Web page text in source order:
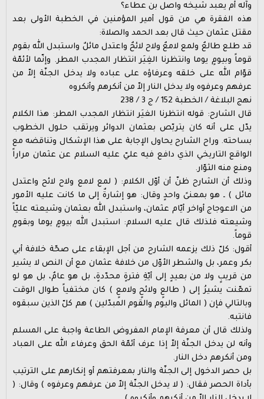
وآله أم يعبد شيخه واصل بن عطاء؟
هذه الفقرة هي من قول أمير المؤمنين في الخطبة الأولى بعد
مقتل عثمان حيث قال بعد الحمد والصلاة:
قد طلع طالعٌ ولمع لامعٌ ولاح لائحٌ واعتدل مائلٌ واستبدل الله بقوم
قوماً وبيومٍ يوما وانتظرنا الغِيَر انتظار المجدب المطر. وإنّما لأئمّة
قوّام الله على خلقه وعرفاؤه على عباده ولا يدخل الجنّة إلاّ من
عرفهم وعرفوه ولا يدخل النار إلاّ من أنكرهم وأنكروه
نهج البلاغة / الخطبة 152 / ج 3 / 238
قال الشارح: قوله انتظرنا الغيَر انتظار المجدب المطر: هذا الكلام
يدّل على أنه كان يتربّص بعثمان الدوائر ويرتقب حلول الخطوب
بساحته. وراح الشارح يحاول الإجابة على هذا الإشكال وتناقضه مع
الواقع التاريخي الذي دافع فيه عليّ عليه السلام عن عثمان مراراً
ومنع منه الثوّار.
وذلك أن الشارح ظنّ أن أوّل الكلام: ( لمع لامع ولاح لائح واعتدل
مائل ) ـ هو بمعنىً واحدٍ وقال: هو إشارةٌ إلى ما كانت عليه الأمور
من الاعوجاج أواخر أيّام عثمان، واستبدل الله بعثمان وشيعته عليّاً
وشيعته فلذلك قال عليه السلام: استبدل الله بيومٍ يوما وبقومٍ
قوماً.
أقول: كلّ ذلك يزعمه الشارح من أجل الإبقاء على صحّة خلافة أبي
بكر وعمر، بل والشطر الأوّل من خلافة عثمان مع أن النص لا يشير
من قريبٍ ولا من بعيدٍ إلى أيّةِ فترةٍ محدّدةٍ، بل هو عامٌ، بل هو لو
تمعّنت يشيرُ إلى ( طالعٍ ولائحٍ ولامعٍ ) كان مختفياً طوال الوقت
وبالتالي فإن ( المائل واليوم والقوم المبدّلين ) هم كلّ الذين سبقوه
فانتبه.
ولذلك قال أن معرفة الإمام المفروض الطاعة واجبة على المسلم
وأنه لن يدخل الجنّة إلاّ إذا عرف أئمّة الحق وعرفاء الله على العباد
ومن أنكرهم دخل النار.
بل حصر الدخول إلى الجنّة والنار بمعرفتهم أو إنكارهم على الترتيب
بأداة الحصر فقال: ( لا يدخل الجنّة إلاّ من عرفهم وعرفوه ) وقال: (